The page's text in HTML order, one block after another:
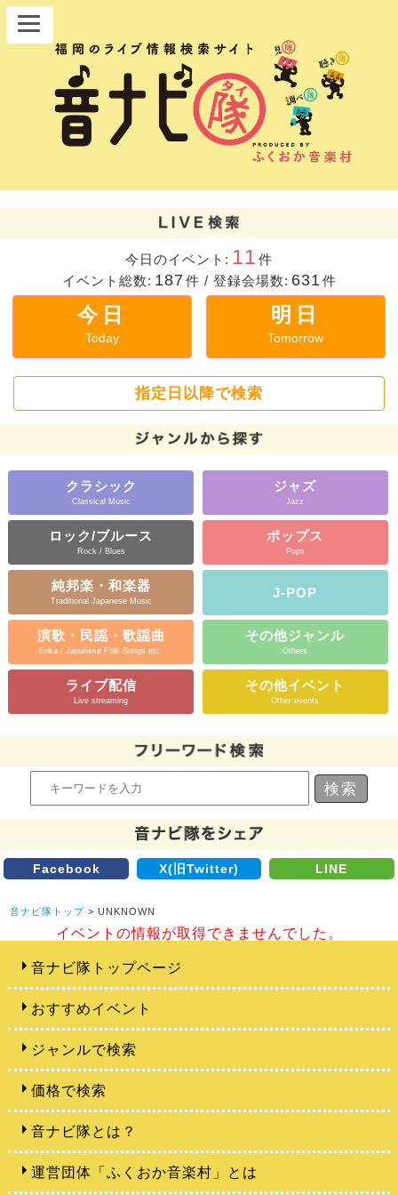
今日のイベント: 11 件
イベント総数: 187 件 / 登録会場数: 631 件
今日
Today
明日
Tomorrow
指定日以降で検索
クラシック
Classical Music
ジャズ
Jazz
ロック/ブルース
Rock / Blues
ポップス
Pops
純邦楽・和楽器
Traditional Japanese Music
J-POP
演歌・民謡・歌謡曲
Enka / Japanese Folk Songs etc.
その他ジャンル
Others
ライブ配信
Live streaming
その他イベント
Other events
Facebook X(旧Twitter) LINE
音ナビ隊トップ > UNKNOWN
イベントの情報が取得できませんでした。
音ナビ隊トップページ
おすすめイベント
ジャンルで検索
価格で検索
音ナビ隊とは？
運営団体「ふくおか音楽村」とは